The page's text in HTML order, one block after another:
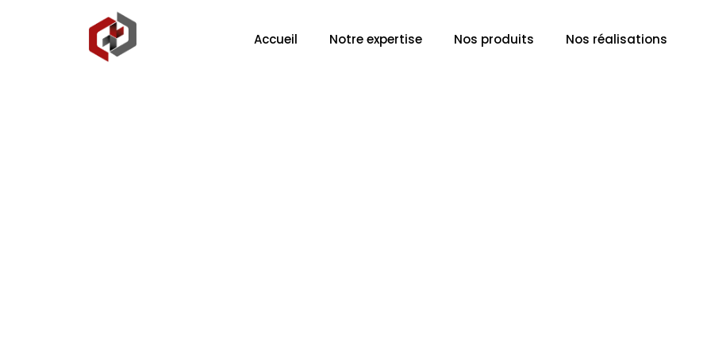
Accueil Notre expertise Nos produits Nos réalisations